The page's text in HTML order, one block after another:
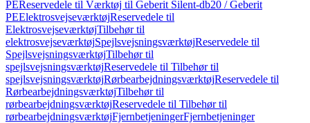
PEReservedele til Værktøj til Geberit Silent-db20 / Geberit
PEElektrosvejseværktøjReservedele til
ElektrosvejseværktøjTilbehør til
elektrosvejseværktøjSpejlsvejsningsværktøjReservedele til
SpejlsvejsningsværktøjTilbehør til
spejlsvejsningsværktøjReservedele til Tilbehør til
spejlsvejsningsværktøjRørbearbejdningsværktøjReservedele til
RørbearbejdningsværktøjTilbehør til
rørbearbejdningsværktøjReservedele til Tilbehør til
rørbearbejdningsværktøjFjernbetjeningerFjernbetjeninger